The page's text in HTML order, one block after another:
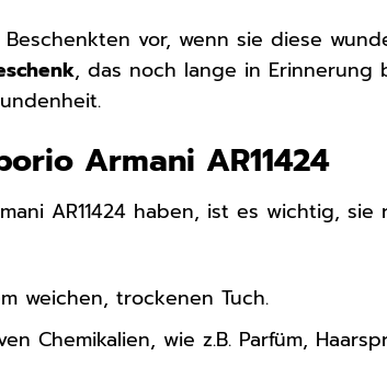
vor, wenn sie diese
, das noch lange in Erinnerung
Armani AR11424
AR11424 haben, ist es wichtig,
weichen, trockenen Tuch.
Chemikalien, wie z.B. Parfüm,